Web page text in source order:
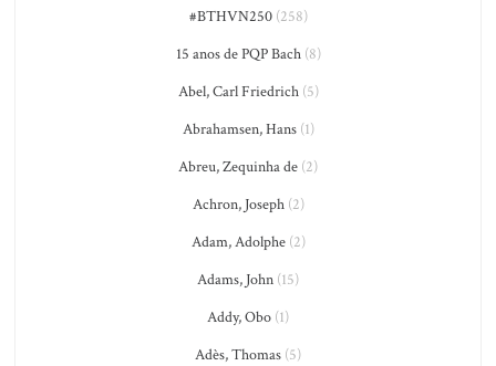
#BTHVN250(258)
15 anos de PQP Bach(8)
Abel, Carl Friedrich(5)
Abrahamsen, Hans(1)
Abreu, Zequinha de (2)
Achron, Joseph(2)
Adam, Adolphe(2)
Adams, John (15)
Addy, Obo (1)
Adès, Thomas (5)